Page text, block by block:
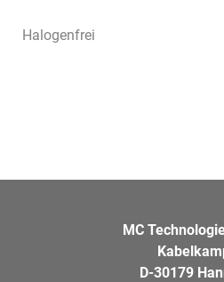
Halogenfrei
MC
D-30179